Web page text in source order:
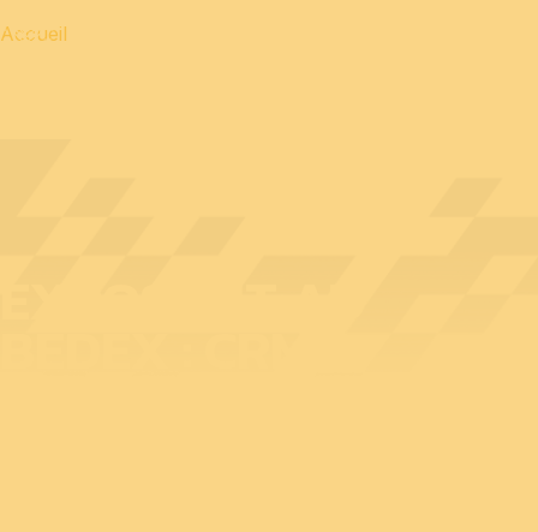
Accueil